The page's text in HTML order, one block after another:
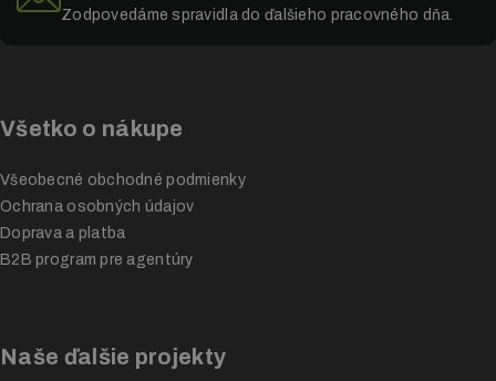
Zodpovedáme spravidla do ďalšieho pracovného dňa.
Všetko o nákupe
Všeobecné obchodné podmienky
Ochrana osobných údajov
Doprava a platba
B2B program pre agentúry
Naše ďalšie projekty